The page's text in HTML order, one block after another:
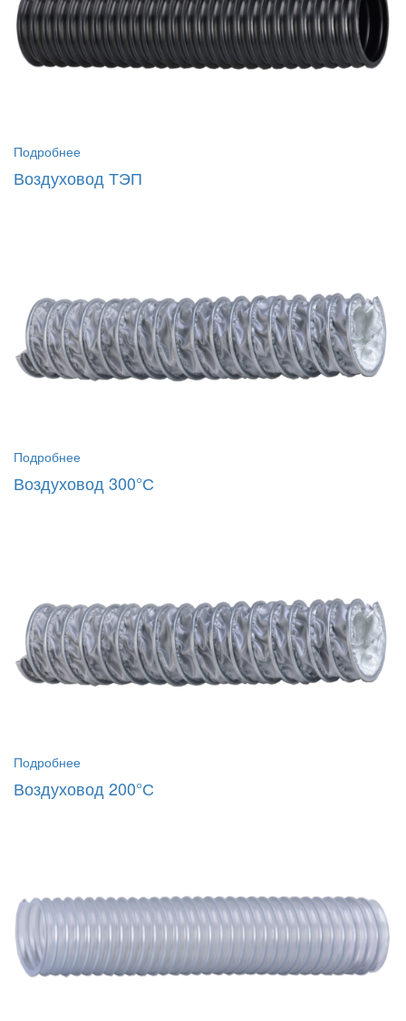
Подробнее
Воздуховод ТЭП
Подробнее
Воздуховод 300°С
Подробнее
Воздуховод 200°С